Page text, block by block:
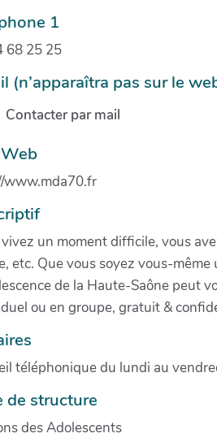
1
68 25 25
(n’apparaîtra pas sur le
Contacter par mail
www.mda70.fr
un moment difficile, vous
etc. Que vous soyez vous-
de la Haute-Saône peut
ou en groupe, gratuit &
téléphonique du lundi au
de structure
des Adolescents